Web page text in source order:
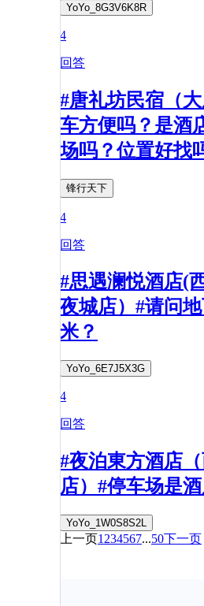
YoYo_8G3V6K8R
4
回答
#唐礼坊民宿（
车方便吗？是酒
场吗？位置好找
锋行天下
4
回答
#思遇澜悦酒店(
夜城店）#请问
米？
YoYo_6E7J5X3G
4
回答
#夜泊東方酒店
店）#停车场是
YoYo_1W0S8S2L
上一页1 234567...50下一页